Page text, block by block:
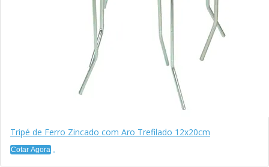
Tripé de Ferro Zincado com Aro Trefilado 12x20cm
Cotar Agora